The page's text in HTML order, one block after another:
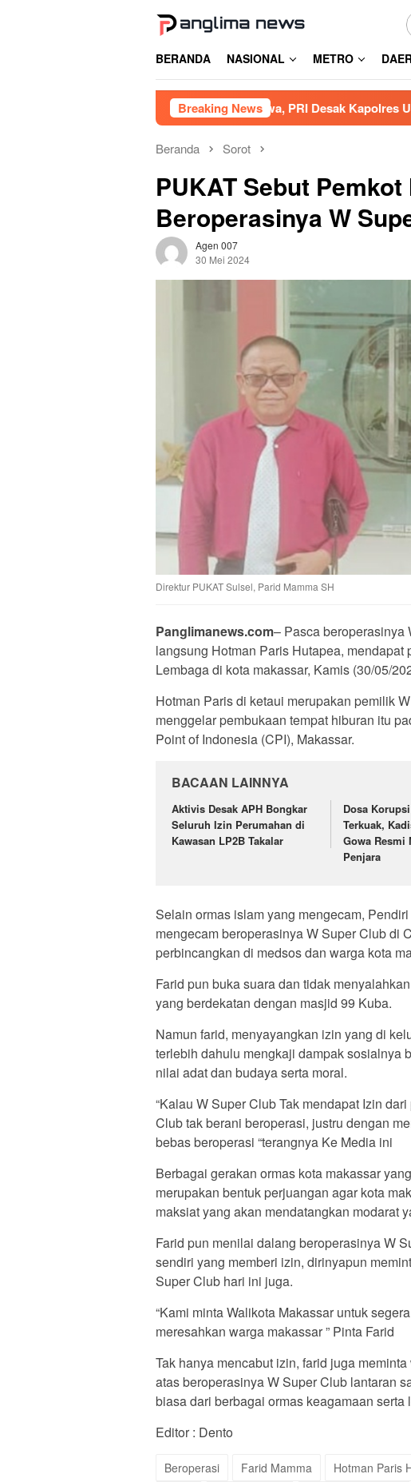
BERANDA NASIONAL METRO
Breaking News
Tambang Siluman di Gowa, PRI Desak Kapolres Usut Tuntas
Beranda Sorot
PUKAT Sebut
Beroperasinya W
Agen 007
30 Mei 2024
Direktur PUKAT Sulsel, Parid Mamma SH
Panglimanews.com– Pasca beroperasinya
langsung Hotman Paris Hutapea,
Lembaga di kota makassar, Kamis (30/05/
Hotman Paris di ketaui merupakan pemilik
menggelar pembukaan tempat hiburan itu
Point of Indonesia (CPI), Makassar.
BACAAN LAINNYA
Aktivis Desak APH Bongkar
Seluruh Izin Perumahan di
Kawasan LP2B Takalar
Dosa
Terkuak,
Gowa Resmi
Penjara
Selain ormas islam yang mengecam,
mengecam beroperasinya W Super Club di
perbincangkan di medsos dan warga kota
Farid pun buka suara dan tidak
yang berdekatan dengan masjid 99 Kuba.
Namun farid, menyayangkan izin yang di
terlebih dahulu mengkaji dampak sosialnya
nilai adat dan budaya serta moral.
“Kalau W Super Club Tak mendapat Izin
Club tak berani beroperasi, justru dengan
bebas beroperasi “terangnya Ke Media ini
Berbagai gerakan ormas kota makassar
merupakan bentuk perjuangan agar kota
maksiat yang akan mendatangkan modarat
Farid pun menilai dalang beroperasinya W
sendiri yang memberi izin, dirinyapun
Super Club hari ini juga.
“Kami minta Walikota Makassar untuk
meresahkan warga makassar ” Pinta Farid
Tak hanya mencabut izin, farid juga
atas beroperasinya W Super Club lantaran
biasa dari berbagai ormas keagamaan
Editor : Dento
Beroperasi Farid Mamma Hotman Paris